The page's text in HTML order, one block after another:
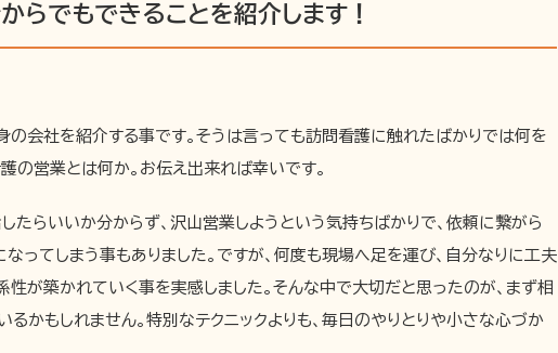
らでもできることを紹介します！
の会社を紹介する事です。そうは言っても訪問看護に触れたばかりでは何を
の営業とは何か。お伝え出来れば幸いです。
たらいいか分からず、沢山営業しようという気持ちばかりで、依頼に繋がら
ってしまう事もありました。ですが、何度も現場へ足を運び、自分なりに工夫
性が築かれていく事を実感しました。そんな中で大切だと思ったのが、まず相
かもしれません。特別なテクニックよりも、毎日のやりとりや小さな心づか